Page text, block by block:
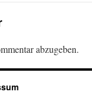
abzugeben.